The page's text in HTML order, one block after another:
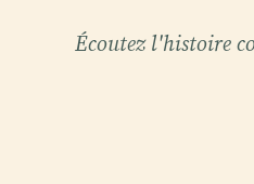
Écoutez l'histoire